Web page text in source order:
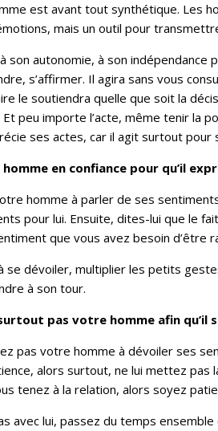
est avant tout synthétique. Les
mais un outil pour
son autonomie, à son
s’affirmer. Il agira sans vous
le soutiendra quelle que soit la
peu importe l’acte, même tenir la
ses actes, car il agit surtout pour
en confiance pour qu’il
homme à parler de ses
pour lui. Ensuite, dites-lui que le
que vous avez besoin d’être
se dévoiler, multiplier les petits
à son tour.
pas votre homme afin qu’il
pas votre homme à dévoiler ses
alors surtout, ne lui mettez pas
tenez à la relation, alors soyez
avec lui, passez du temps